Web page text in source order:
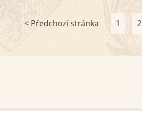
< Předchozí stránka 1 2